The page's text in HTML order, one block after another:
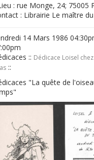
: rue Monge, 24; 75005
: Librairie Le maître
14 Mars 1986
:: Dédicace Loisel
::
"La quête de